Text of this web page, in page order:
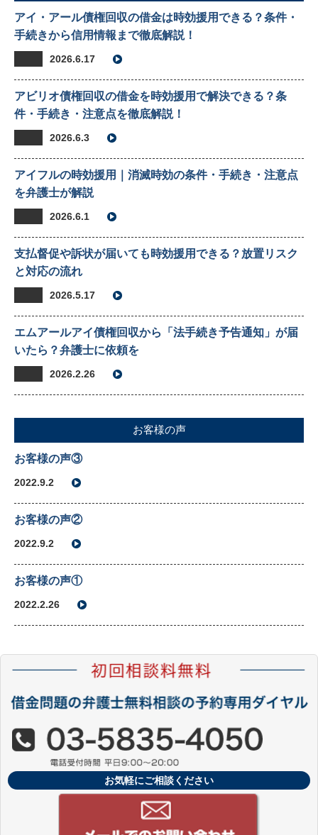
アイ・アール債権回収の借金は時効援用できる？条件・
手続きから信用情報まで徹底解説！
2026.6.17
アビリオ債権回収の借金を時効援用で解決できる？条
件・手続き・注意点を徹底解説！
2026.6.3
アイフルの時効援用｜消滅時効の条件・手続き・注意点
を弁護士が解説
2026.6.1
支払督促や訴状が届いても時効援用できる？放置リスク
と対応の流れ
2026.5.17
エムアールアイ債権回収から「法手続き予告通知」が届
いたら？弁護士に依頼を
2026.2.26
お客様の声
お客様の声③
2022.9.2
お客様の声②
2022.9.2
お客様の声①
2022.2.26
お気軽にご相談ください